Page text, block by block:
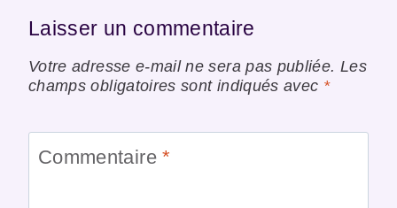
Laisser un commentaire
Votre adresse e-mail ne sera pas publiée. Les
champs obligatoires sont indiqués avec *
Commentaire*